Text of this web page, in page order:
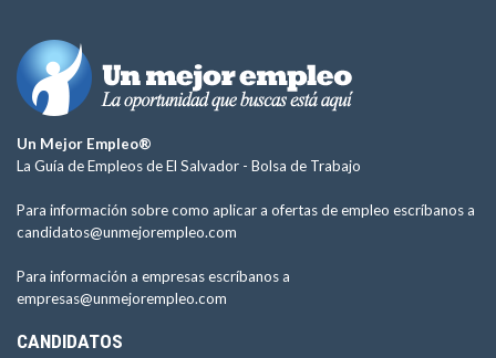
Un Mejor Empleo®
La Guía de Empleos de El Salvador - Bolsa de Trabajo
Para información sobre como aplicar a ofertas de empleo escríbanos a
candidatos@unmejorempleo.com
Para información a empresas escríbanos a
empresas@unmejorempleo.com
CANDIDATOS